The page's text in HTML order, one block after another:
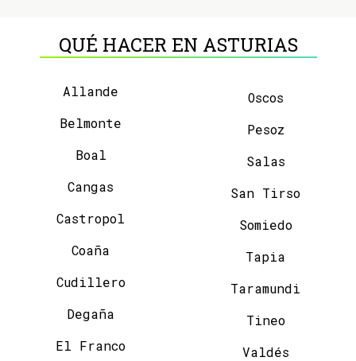
QUÉ HACER EN ASTURIAS
Allande
Belmonte
Boal
Cangas
Castropol
Coaña
Cudillero
Degaña
El Franco
Oscos
Pesoz
Salas
San Tirso
Somiedo
Tapia
Taramundi
Tineo
Valdés